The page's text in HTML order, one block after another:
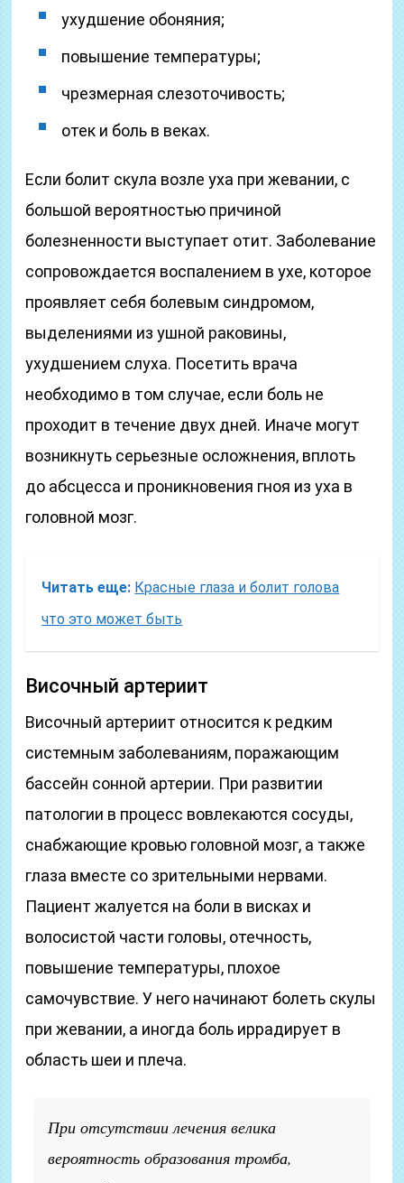
ухудшение обоняния;
повышение температуры;
чрезмерная слезоточивость;
отек и боль в веках.
Если болит скула возле уха при жевании, с
большой вероятностью причиной
болезненности выступает отит. Заболевание
сопровождается воспалением в ухе, которое
проявляет себя болевым синдромом,
выделениями из ушной раковины,
ухудшением слуха. Посетить врача
необходимо в том случае, если боль не
проходит в течение двух дней. Иначе могут
возникнуть серьезные осложнения, вплоть
до абсцесса и проникновения гноя из уха в
головной мозг.
Читать еще: Красные глаза и болит голова
что это может быть
Височный артериит
Височный артериит относится к редким
системным заболеваниям, поражающим
бассейн сонной артерии. При развитии
патологии в процесс вовлекаются сосуды,
снабжающие кровью головной мозг, а также
глаза вместе со зрительными нервами.
Пациент жалуется на боли в висках и
волосистой части головы, отечность,
повышение температуры, плохое
самочувствие. У него начинают болеть скулы
при жевании, а иногда боль иррадирует в
область шеи и плеча.
При отсутствии лечения велика
вероятность образования тромба,